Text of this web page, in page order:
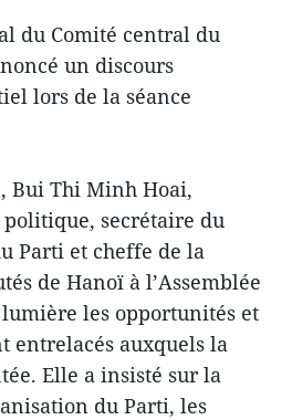
du Comité central du
un discours
lors de la séance
Bui Thi Minh Hoai,
secrétaire du
Parti et cheffe de la
de Hanoï à l’Assemblée
les opportunités et
entrelacés auxquels la
Elle a insisté sur la
du Parti, les